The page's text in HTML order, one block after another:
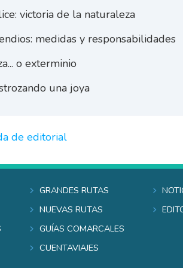
victoria de la naturaleza
medidas y responsabilidades
o exterminio
una joya
de editorial
Grandes rutas
Nuevas rutas
Guías comarcales
Cuentaviajes